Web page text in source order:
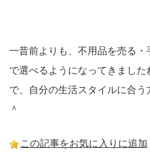
一昔前よりも、不用品を売る
で選べるようになってきまし
で、自分の生活スタイルに合う
＾
この記事をお気に入りに追加